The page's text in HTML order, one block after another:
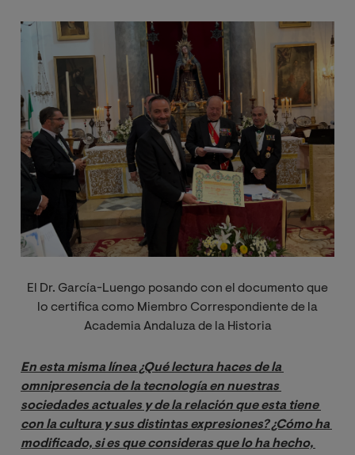
Image
El Dr. García-Luengo posando con el documento que
lo certifica como Miembro Correspondiente de la
Academia Andaluza de la Historia
En esta misma línea ¿Qué lectura haces de la
omnipresencia de la tecnología en nuestras
sociedades actuales y de la relación que esta tiene
con la cultura y sus distintas expresiones? ¿Cómo ha
modificado, si es que consideras que lo ha hecho,